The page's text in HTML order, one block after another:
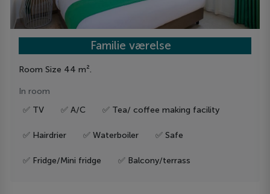
Familie værelse
Room Size 44 m².
In room
✅ TV
✅ A/C ✅ Tea/ coffee making facility
✅ Hairdrier ✅ Waterboiler ✅ Safe
✅ Fridge/Mini fridge ✅ Balcony/terrass